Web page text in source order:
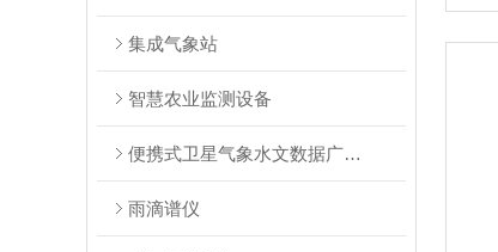
集成气象站
智慧农业监测设备
便携式卫星气象水文数据广播接收系统
雨滴谱仪